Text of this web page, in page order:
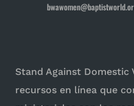
Stand Against
recursos en línea que